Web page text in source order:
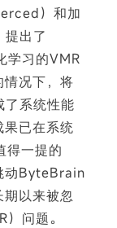
）和加
出了
学习的VMR
况下，将
了系统性能
已在系统
得一提的
动ByteBrain
以来被忽
问题。